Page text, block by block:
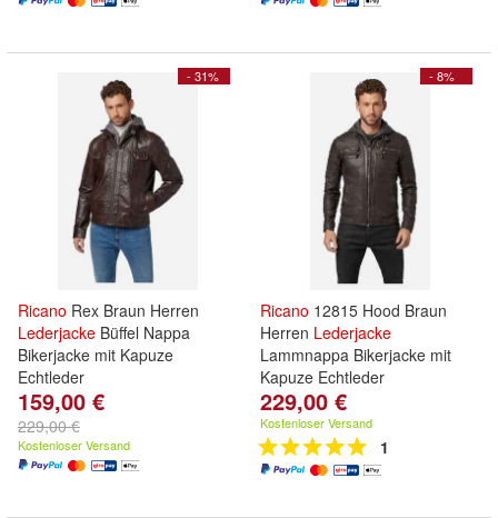
- 31%
Ricano Rex Braun Herren
Lederjacke Büffel Nappa
Bikerjacke mit Kapuze
Echtleder
159,00 €
229,00 €
Kostenloser Versand
- 8%
Ricano 12815 Hood Braun
Herren Lederjacke
Lammnappa Bikerjacke mit
Kapuze Echtleder
229,00 €
Kostenloser Versand
1